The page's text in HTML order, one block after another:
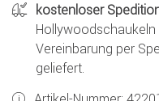
kostenloser
Vereinbarung per
geliefert.